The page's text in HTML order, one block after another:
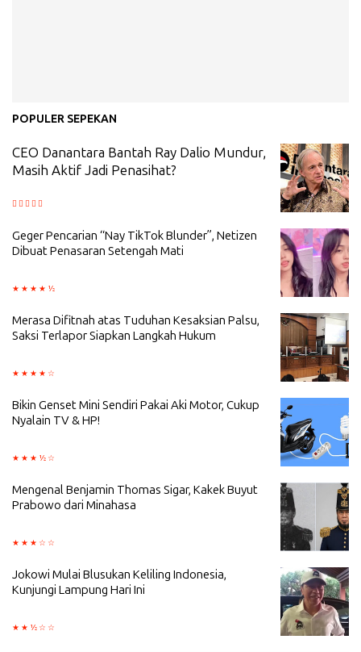
POPULER SEPEKAN
CEO Danantara Bantah Ray Dalio Mundur,
Masih Aktif Jadi Penasihat?
Geger Pencarian “Nay TikTok Blunder”, Netizen
Dibuat Penasaran Setengah Mati
Merasa Difitnah atas Tuduhan Kesaksian Palsu,
Saksi Terlapor Siapkan Langkah Hukum
Bikin Genset Mini Sendiri Pakai Aki Motor, Cukup
Nyalain TV & HP!
Mengenal Benjamin Thomas Sigar, Kakek Buyut
Prabowo dari Minahasa
Jokowi Mulai Blusukan Keliling Indonesia,
Kunjungi Lampung Hari Ini